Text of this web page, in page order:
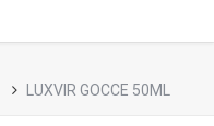
LUXVIR GOCCE 50ML